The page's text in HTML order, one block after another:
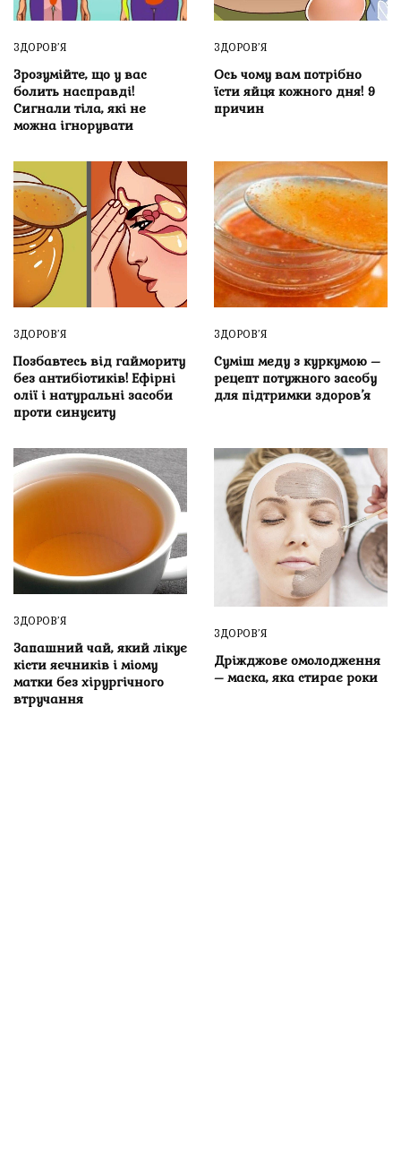
ЗДОРОВ’Я
Зрозумійте, що у вас
болить насправді!
Сигнали тіла, які не
можна ігнорувати
ЗДОРОВ’Я
Ось чому вам потрібно
їсти яйця кожного дня! 9
причин
ЗДОРОВ’Я
Позбавтесь від гаймориту
без антибіотиків! Ефірні
олії і натуральні засоби
проти синуситу
ЗДОРОВ’Я
Суміш меду з куркумою –
рецепт потужного засобу
для підтримки здоров’я
ЗДОРОВ’Я
Запашний чай, який лікує
кісти яєчників і міому
матки без хірургічного
втручання
ЗДОРОВ’Я
Дріжджове омолодження
– маска, яка стирає роки